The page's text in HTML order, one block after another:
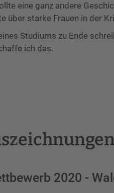
eine ganz andere
über starke Frauen in der
Studiums zu Ende
ich das.
2020 -